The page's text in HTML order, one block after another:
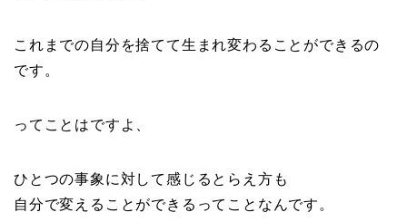
これまでの自分を捨てて生まれ変わることができるの
です。
ってことはですよ、
ひとつの事象に対して感じるとらえ方も
自分で変えることができるってことなんです。